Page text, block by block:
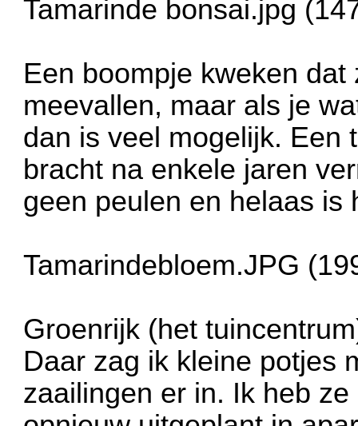
Tamarinde bonsai.jpg
Een boompje kweken
meevallen, maar als je
dan is veel mogelijk. Een
bracht na enkele jaren
geen peulen en helaas is
Tamarindebloem.JPG
Groenrijk (het
Daar zag ik kleine potjes
zaailingen er in. Ik heb